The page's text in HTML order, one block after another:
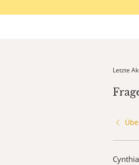
Letzte